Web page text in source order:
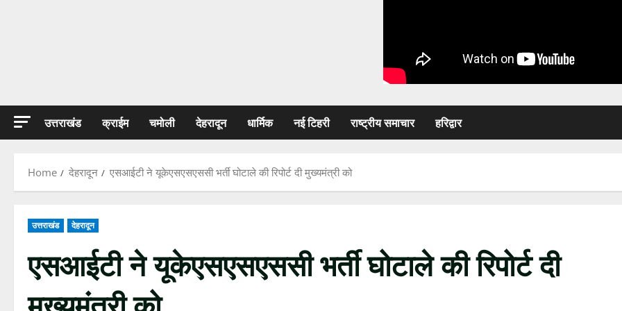
उत्तराखंड क्राईम चमोली देहरादून धार्मिक नई टिहरी राष्ट्रीय समाचार हरिद्वार
Home देहरादून एसआईटी ने यूकेएसएसएससी भर्ती घोटाले की रिपोर्ट दी मुख्यमंत्री को
उत्तराखंड देहरादून
एसआईटी ने यूकेएसएसएससी भर्ती घोटाले की रिपोर्ट दी